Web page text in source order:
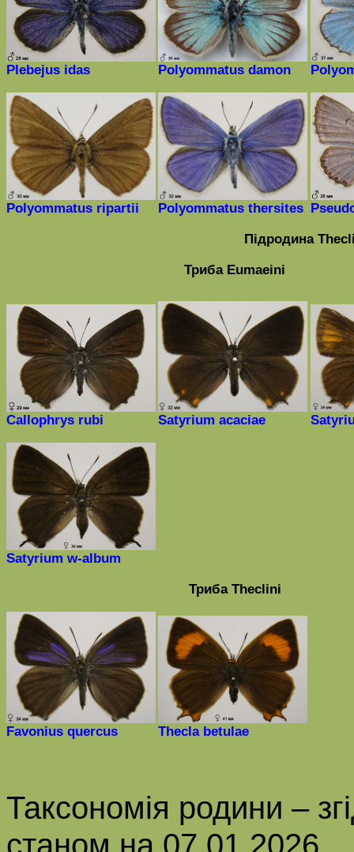
Plebejus idas Polyommatus damon
Polyommatus ripartii Polyommatus thersites
Підродина
ТрибаEumaeini
Callophrys rubi Satyrium acaciae
Satyrium w-album
ТрибаTheclini
Favonius quercus Thecla betulae
Таксономія родини –